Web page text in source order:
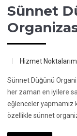
Sünnet
Hizmet
Sünnet Düğünü
her zaman en iyilere
eğlenceler yapmamız
özellikle sünnet